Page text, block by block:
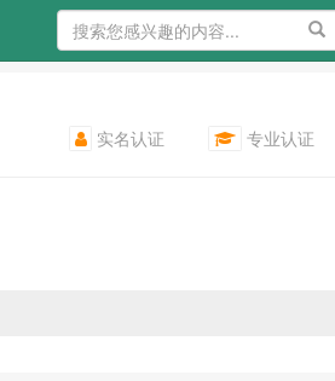
搜索
实名认证 专业认证